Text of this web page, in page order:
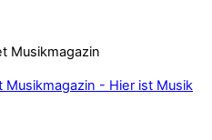
Musikmagazin